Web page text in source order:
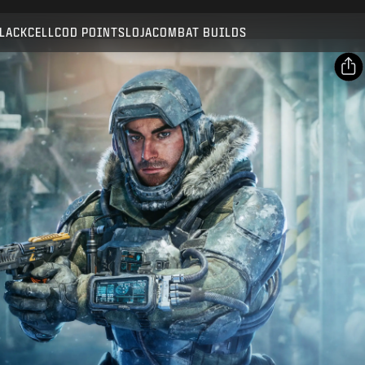
COD POINTS LOJACOMBAT BUILDS
SUBMIT
CONFIRM PURCHASE
CANCEL
Activision may update, replace, or remove this in-game
content at any time.
Email
Facebook
X
Copy Link